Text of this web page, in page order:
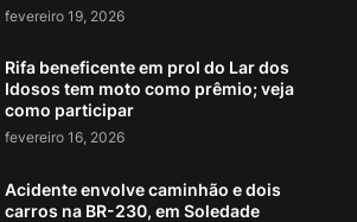
fevereiro 19, 2026
Rifa beneficente em prol do Lar dos
Idosos tem moto como prêmio; veja
como participar
fevereiro 16, 2026
Acidente envolve caminhão e dois
carros na BR-230, em Soledade